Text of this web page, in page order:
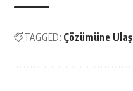
TAGGED: Çözümüne